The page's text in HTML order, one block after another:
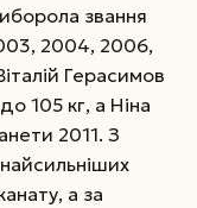
звання
2004, 2006,
Герасимов
105 кг, а Ніна
2011. З
а за